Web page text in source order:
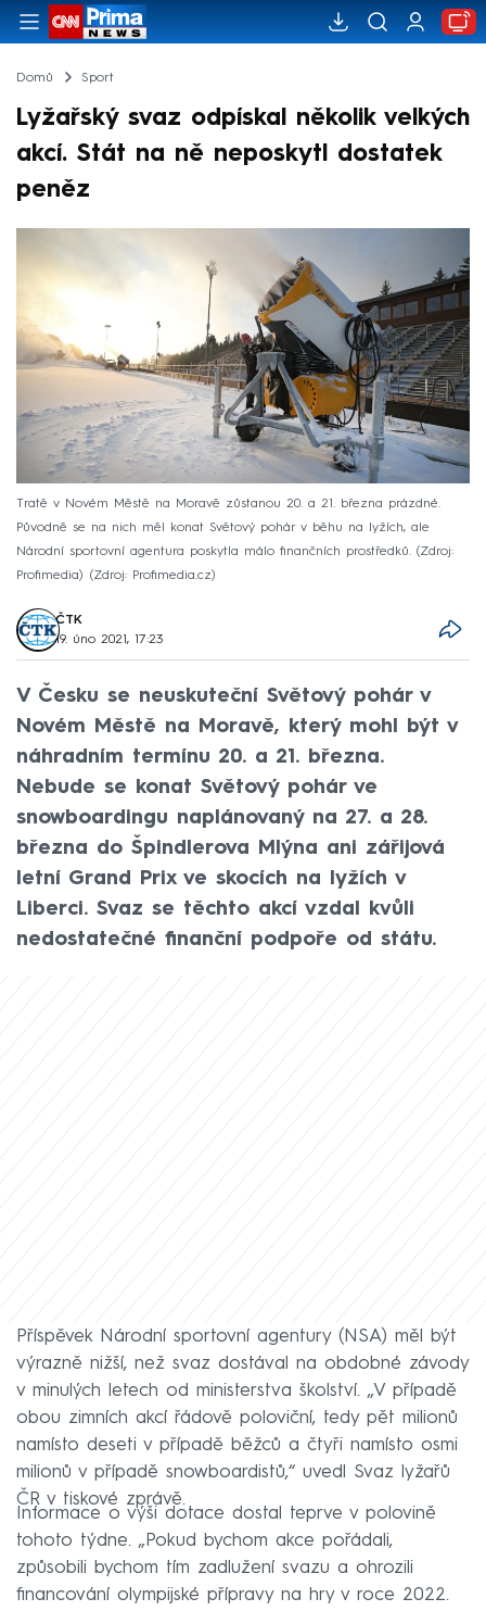
Domů Sport
Lyžařský svaz odpískal několik velkých
akcí. Stát na ně neposkytl dostatek
peněz
Tratě v Novém Městě na Moravě zůstanou 20. a 21. března prázdné.
Původně se na nich měl konat Světový pohár v běhu na lyžích, ale
Národní sportovní agentura poskytla málo finančních prostředků. (Zdroj:
Profimedia)
Zdroj: Profimedia.cz
ČTK
19. úno 2021, 17:23
V Česku se neuskuteční Světový pohár v
Novém Městě na Moravě, který mohl být v
náhradním termínu 20. a 21. března.
Nebude se konat Světový pohár ve
snowboardingu naplánovaný na 27. a 28.
března do Špindlerova Mlýna ani zářijová
letní Grand Prix ve skocích na lyžích v
Liberci. Svaz se těchto akcí vzdal kvůli
nedostatečné finanční podpoře od státu.
Příspěvek Národní sportovní agentury (NSA) měl být
výrazně nižší, než svaz dostával na obdobné závody
v minulých letech od ministerstva školství. „V případě
obou zimních akcí řádově poloviční, tedy pět milionů
namísto deseti v případě běžců a čtyři namísto osmi
milionů v případě snowboardistů,“ uvedl Svaz lyžařů
ČR v tiskové zprávě.
Informace o výši dotace dostal teprve v polovině
tohoto týdne. „Pokud bychom akce pořádali,
způsobili bychom tím zadlužení svazu a ohrozili
financování olympijské přípravy na hry v roce 2022.